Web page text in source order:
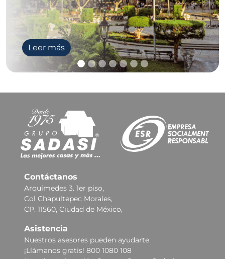
Leer más
Contáctanos
Arquímedes 3. 1er piso,
Col Chapultepec Morales,
CP. 11560, Ciudad de México,
Asistencia
Nuestros asesores pueden ayudarte
¡Llámanos gratis! 800 1080 108